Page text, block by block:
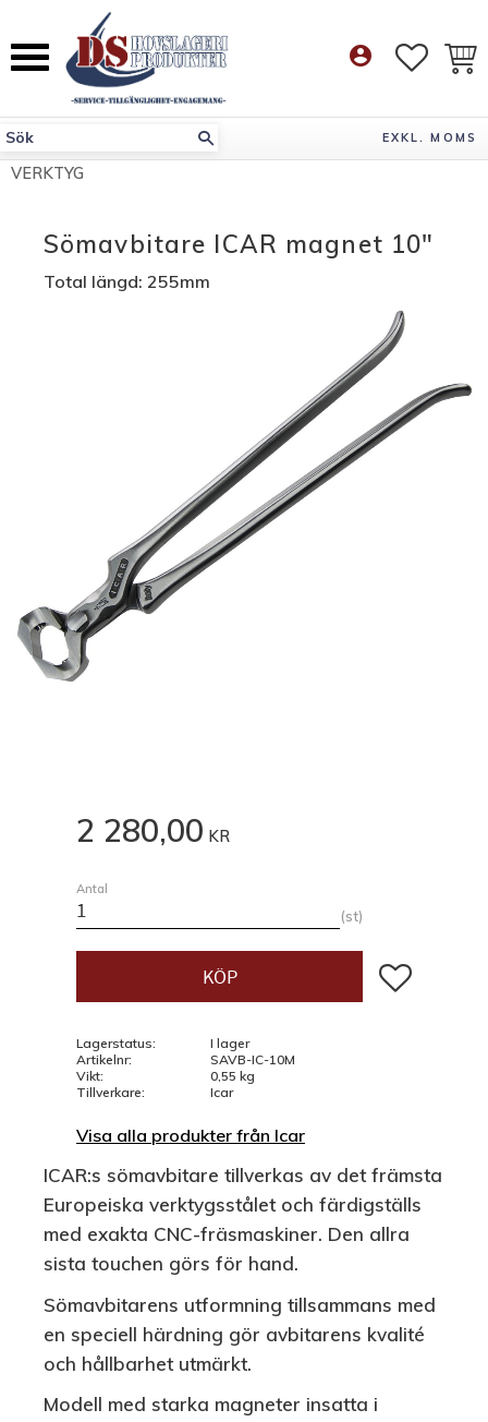
Meny account_circle
EXKL. MOMS
VERKTYG
Sömavbitare ICAR magnet 10"
Total längd: 255mm
2 280,00 KR
Antal
st
KÖP Lägg till i
Lagerstatus
I lager
Artikelnr
SAVB-IC-10M
Vikt
0,55 kg
Tillverkare
Icar
Visa alla produkter från Icar
ICAR:s sömavbitare tillverkas av det främsta
Europeiska verktygsstålet och färdigställs
med exakta CNC-fräsmaskiner. Den allra
sista touchen görs för hand.
Sömavbitarens utformning tillsammans med
en speciell härdning gör avbitarens kvalité
och hållbarhet utmärkt.
Modell med starka magneter insatta i